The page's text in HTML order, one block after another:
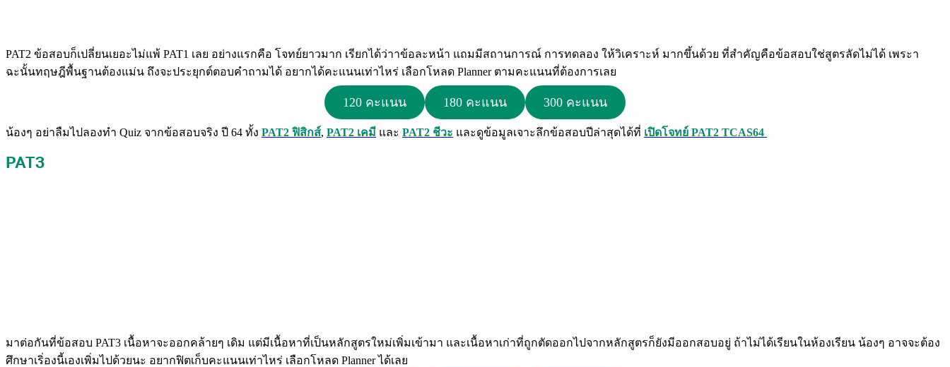
PAT2 ข้อสอบก็เปลี่ยนเยอะไม่แพ้ PAT1 เลย อย่างแรกคือ โจทย์ยาวมาก เรียกได้ว่าาข้อละหน้า แถมมีสถานการณ์ การทดลอง ให้วิเคราะห์ มากขึ้นด้วย ที่สำคัญคือข้อสอบใช่สูตรลัดไม่ได้ เพระา
ฉะนั้นทฤษฎีพื้นฐานต้องแม่น ถึงจะประยุกต์ตอบคำถามได้ อยากได้คะแนนเท่าไหร่ เลือกโหลด Planner ตามคะแนนที่ต้องการเลย
120 คะแนน 180 คะแนน 300 คะแนน
น้องๆ อย่าลืมไปลองทำ Quiz จากข้อสอบจริง ปี 64 ทั้ง PAT2 ฟิสิกส์, PAT2 เคมี และ PAT2 ชีวะ และดูข้อมูลเจาะลึกข้อสอบปีล่าสุดได้ที่ เปิดโจทย์ PAT2 TCAS64
PAT3
มาต่อกันที่ข้อสอบ PAT3 เนื้อหาจะออกคล้ายๆ เดิม แต่มีเนื้อหาที่เป็นหลักสูตรใหม่เพิ่มเข้ามา และเนื้อหาเก่าที่ถูกตัดออกไปจากหลักสูตรก็ยังมีออกสอบอยู่ ถ้าไม่ได้เรียนในห้องเรียน น้องๆ อาจจะต้อง
ศึกษาเริ่องนี้เองเพิ่มไปด้วยนะ อยากฟิตเก็บคะแนนเท่าไหร่ เลือกโหลด Planner ได้เลย